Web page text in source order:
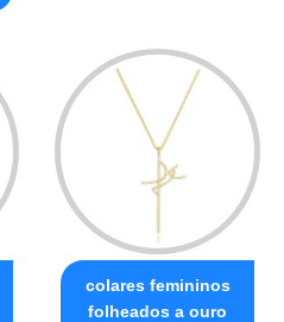
colares femininos
folheados a ouro